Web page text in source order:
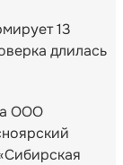
13
длилась
ООО